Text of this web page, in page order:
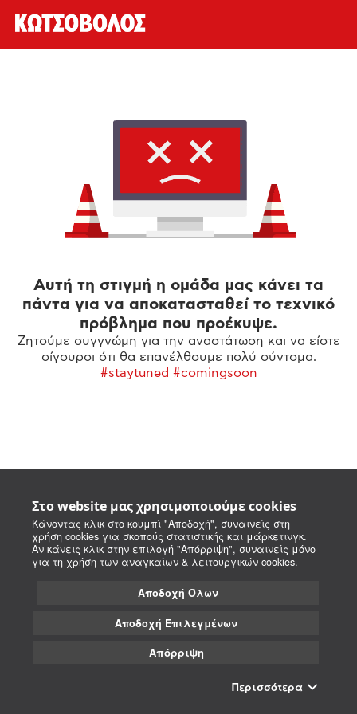
Στο website μας χρησιμοποιούμε cookies
Κάνοντας κλικ στο κουμπί "Αποδοχή", συναινείς στη
χρήση cookies για σκοπούς στατιστικής και μάρκετινγκ.
Αν κάνεις κλικ στην επιλογή "Απόρριψη", συναινείς μόνο
για τη χρήση των αναγκαίων & λειτουργικών cookies.
Αποδοχή Όλων
Αποδοχή Επιλεγμένων
Απόρριψη
Περισσότερα
Αυτή τη στιγμή η ομάδα μας κάνει τα
πάντα για να αποκατασταθεί το τεχνικό
πρόβλημα που προέκυψε.
Ζητούμε συγγνώμη για την αναστάτωση και να είστε
σίγουροι ότι θα επανέλθουμε πολύ σύντομα.
#staytuned #comingsoon